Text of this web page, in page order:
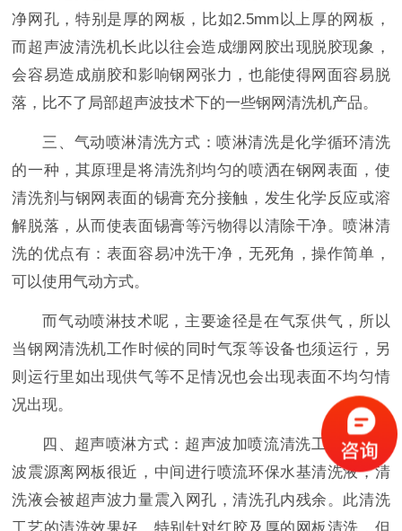
净网孔，特别是厚的网板，比如2.5mm以上厚的网板，
而超声波清洗机长此以往会造成绷网胶出现脱胶现象，
会容易造成崩胶和影响钢网张力，也能使得网面容易脱
落，比不了局部超声波技术下的一些钢网清洗机产品。
三、气动喷淋清洗方式：喷淋清洗是化学循环清洗
的一种，其原理是将清洗剂均匀的喷洒在钢网表面，使
清洗剂与钢网表面的锡膏充分接触，发生化学反应或溶
解脱落，从而使表面锡膏等污物得以清除干净。喷淋清
洗的优点有：表面容易冲洗干净，无死角，操作简单，
可以使用气动方式。
而气动喷淋技术呢，主要途径是在气泵供气，所以
当钢网清洗机工作时候的同时气泵等设备也须运行，另
则运行里如出现供气等不足情况也会出现表面不均匀情
况出现。
四、超声喷淋方式：超声波加喷流清洗工艺是超声
波震源离网板很近，中间进行喷流环保水基清洗液，清
洗液会被超声波力量震入网孔，清洗孔内残余。此清洗